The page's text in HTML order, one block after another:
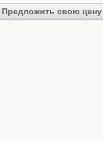
Предложить свою цену